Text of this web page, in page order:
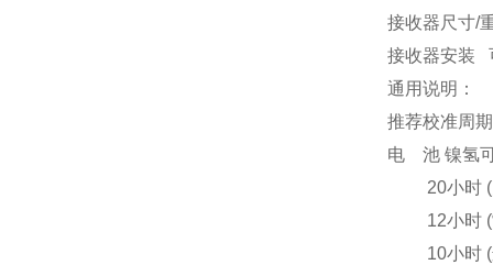
接收器尺寸/
接收器安装
通用说明：
推荐校准周
电 池 镍氢可
20小时 (
12小时 (
10小时 (连